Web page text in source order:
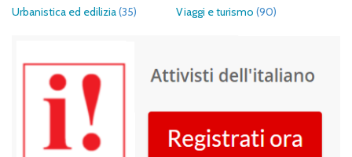
Urbanistica ed edilizia(35) Viaggi e turismo (90)